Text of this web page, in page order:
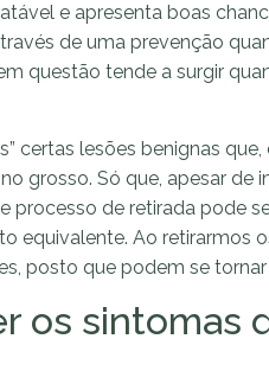
e apresenta boas
de uma prevenção
questão tende a surgir
certas lesões benignas
grosso. Só que, apesar de
processo de retirada pode
equivalente. Ao retirarmos
posto que podem se
os sintomas